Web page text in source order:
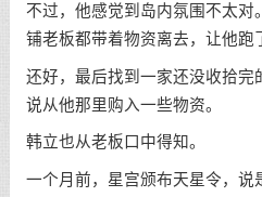
不过，他感觉到岛内氛围不太对
铺老板都带着物资离去，让他跑
还好，最后找到一家还没收拾完
说从他那里购入一些物资。
韩立也从老板口中得知。
一个月前，星宫颁布天星令，说